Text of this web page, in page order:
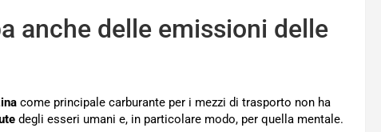
anche delle emissioni delle
come principale carburante per i mezzi di trasporto non ha
degli esseri umani e, in particolare modo, per quella mentale.